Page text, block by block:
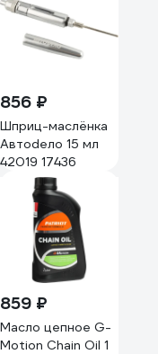
856 ₽
Шприц-маслёнка
Автоdело 15 мл
42019 17436
859 ₽
Масло цепное G-
Motion Chain Oil 1